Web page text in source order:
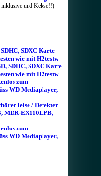
und Kekse!!)
SDXC Karte
wie mit H2testw
SDHC, SDXC Karte
wie mit H2testw
zum
WD Mediaplayer,
leise / Defekter
MDR-EX110LPB,
zum
WD Mediaplayer,